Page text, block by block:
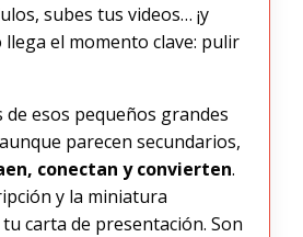
subes tus videos… ¡y
el momento clave: pulir
de esos pequeños grandes
parecen secundarios,
conectan y convierten.
y la miniatura
carta de presentación. Son